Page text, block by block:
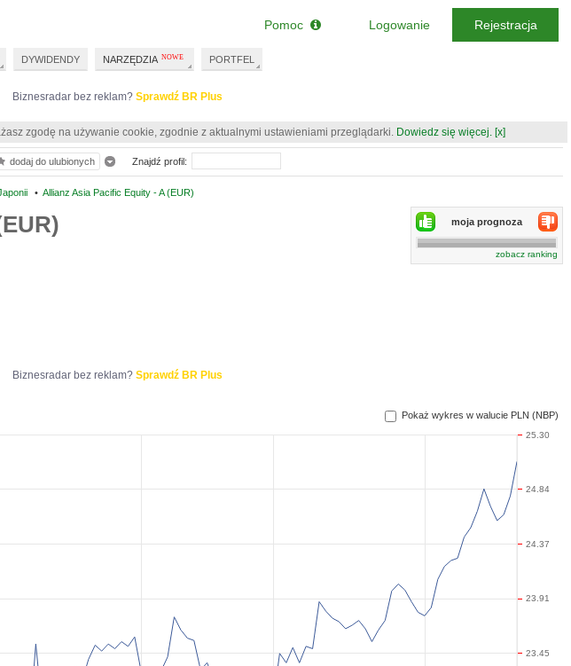
Biznesradar bez reklam? Sprawdź BR Plus
zgodę na używanie cookie, zgodnie z aktualnymi ustawieniami przeglądarki. Dowiedz się więcej. [x]
• Allianz Asia Pacific Equity - A (EUR)
moja prognoza
zobacz ranking
Biznesradar bez reklam? Sprawdź BR Plus
Pokaż wykres w walucie PLN (NBP)
23.45
23.91
24.37
24.84
25.30
dodaj do ulubionych Znajdź profil:
DYWIDENDY NARZĘDZIA PORTFEL
Pomoc Logowanie Rejestracja